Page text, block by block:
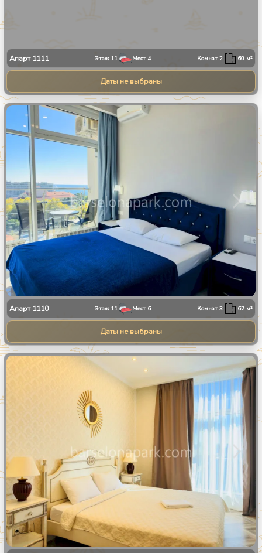
Апарт 1111 Этаж 11 Мест 4 Комнат2 60 м²
Даты не выбраны
1/8
Апарт 1110 Этаж 11 Мест 6 Комнат3 62 м²
Даты не выбраны